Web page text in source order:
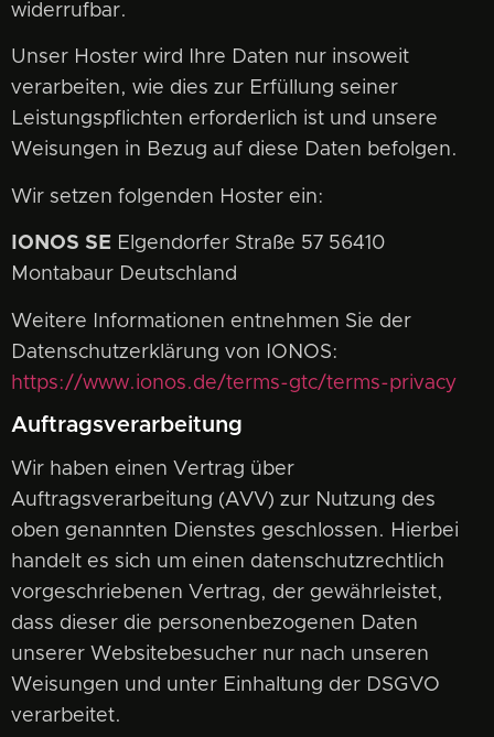
widerrufbar.
Unser Hoster wird Ihre Daten nur insoweit
verarbeiten, wie dies zur Erfüllung seiner
Leistungspflichten erforderlich ist und unsere
Weisungen in Bezug auf diese Daten befolgen.
Wir setzen folgenden Hoster ein:
IONOS SE Elgendorfer Straße 57 56410
Montabaur Deutschland
Weitere Informationen entnehmen Sie der
Datenschutzerklärung von IONOS:
https://www.ionos.de/terms-gtc/terms-privacy
Auftragsverarbeitung
Wir haben einen Vertrag über
Auftragsverarbeitung (AVV) zur Nutzung des
oben genannten Dienstes geschlossen. Hierbei
handelt es sich um einen datenschutzrechtlich
vorgeschriebenen Vertrag, der gewährleistet,
dass dieser die personenbezogenen Daten
unserer Websitebesucher nur nach unseren
Weisungen und unter Einhaltung der DSGVO
verarbeitet.